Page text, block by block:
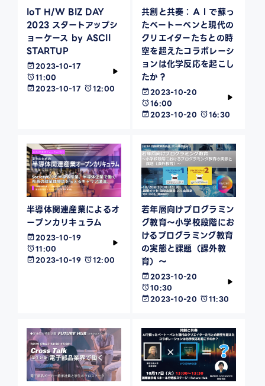
IoT H/W BIZ DAY
2023 スタートアップシ
ョーケース by ASCII
STARTUP
2023-10-17
11:00
2023-10-17
12:00
共創と共奏：ＡＩで蘇っ
たベートーベンと現代の
クリエイターたちとの時
空を超えたコラボレーシ
ョンは化学反応を起こし
たか？
2023-10-20
16:00
2023-10-20
16:30
半導体関連産業によるオ
ープンカリキュラム
2023-10-19
11:00
2023-10-19
12:00
若年層向けプログラミン
グ教育～小学校段階にお
けるプログラミング教育
の実態と課題（課外教
育）～
2023-10-20
10:30
2023-10-20
11:30